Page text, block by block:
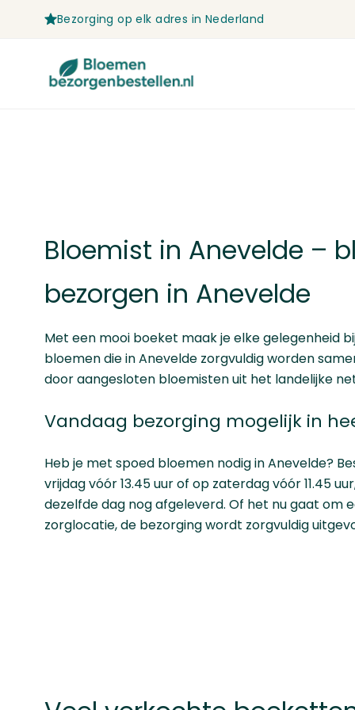
Bezorging op elk adres in Nederland
Bloemist in Anevelde –
bezorgen in Anevelde
Met een mooi boeket maak je elke gelegenheid
bloemen die in Anevelde zorgvuldig worden
door aangesloten bloemisten uit het landelijke
Vandaag bezorging mogelijk in
Heb je met spoed bloemen nodig in Anevelde?
vrijdag vóór 13.45 uur of op zaterdag vóór 11.45
dezelfde dag nog afgeleverd. Of het nu gaat om
zorglocatie, de bezorging wordt zorgvuldig